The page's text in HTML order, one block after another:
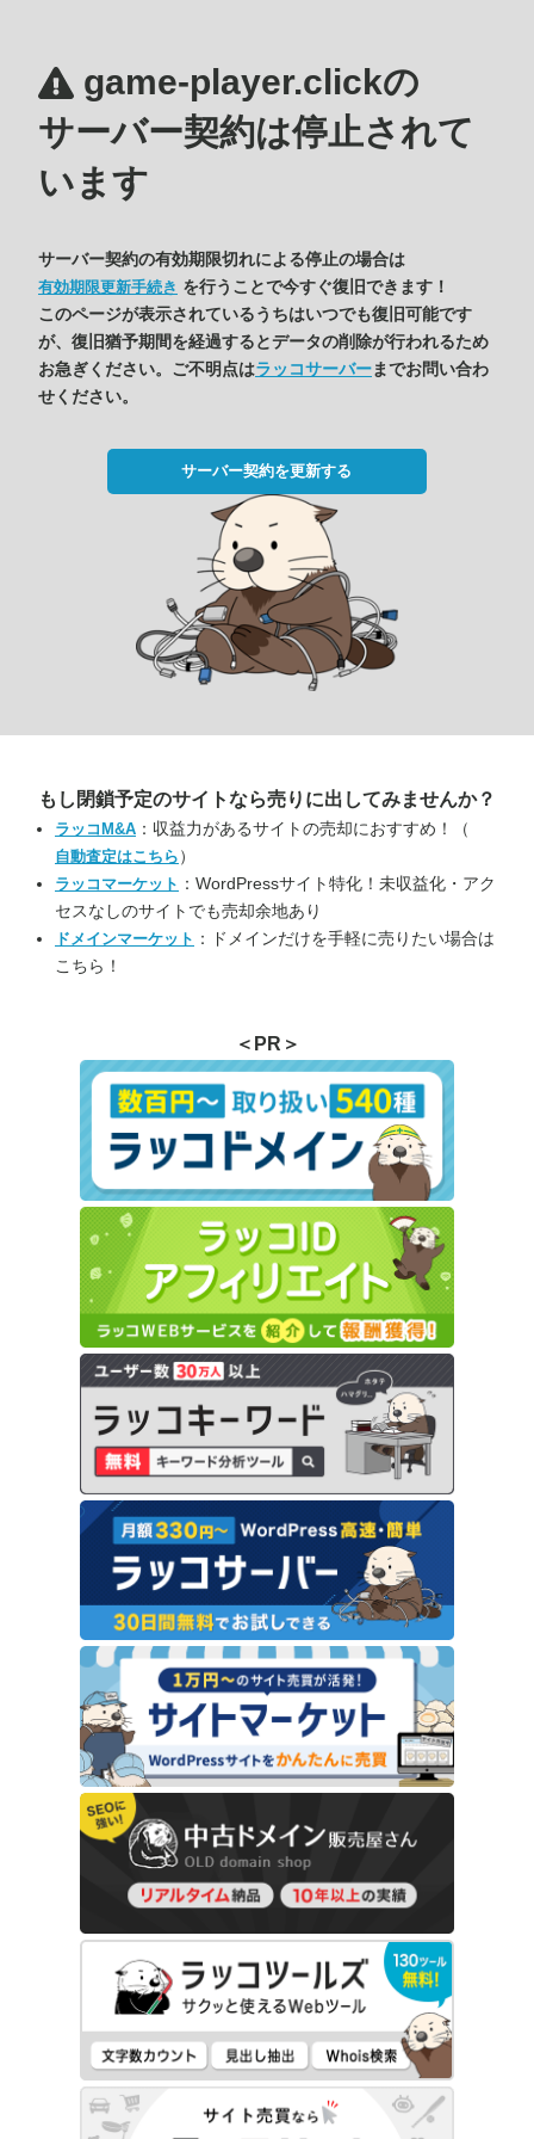
game-player.clickの
サーバー契約は停止されて
います
サーバー契約の有効期限切れによる停止の場合は
有効期限更新手続き を行うことで今すぐ復旧できます！
このページが表示されているうちはいつでも復旧可能です
が、復旧猶予期間を経過するとデータの削除が行われるため
お急ぎください。ご不明点はラッコサーバーまでお問い合わ
せください。
サーバー契約を更新する
もし閉鎖予定のサイトなら売りに出してみませんか？
ラッコM&A ：収益力があるサイトの売却におすすめ！（
自動査定はこちら ）
ラッコマーケット ：WordPressサイト特化！未収益化・アク
セスなしのサイトでも売却余地あり
ドメインマーケット ：ドメインだけを手軽に売りたい場合は
こちら！
＜PR＞